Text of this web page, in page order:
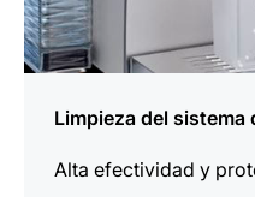
Limpieza del sistema
Alta efectividad y